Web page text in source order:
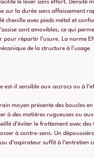
le lever sans effort. Densité
sur la durée sans affaissement
chenille avec pieds métal et
sont amovibles, ce qui
pour répartir l’usure. La norme
de la structure à l’usage
est-il sensible aux accrocs ou à
moyen présente des boucles
à des matières rugueuses ou
d’éviter le frottement avec des
à contre-sens. Un
d’aspirateur suffit à l’entretien